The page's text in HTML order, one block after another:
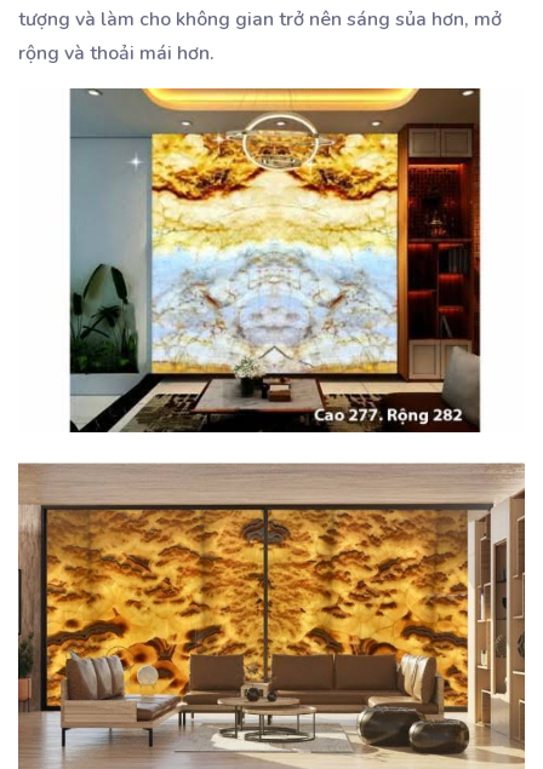
tượng và làm cho không gian trở nên sáng sủa hơn, mở
rộng và thoải mái hơn.